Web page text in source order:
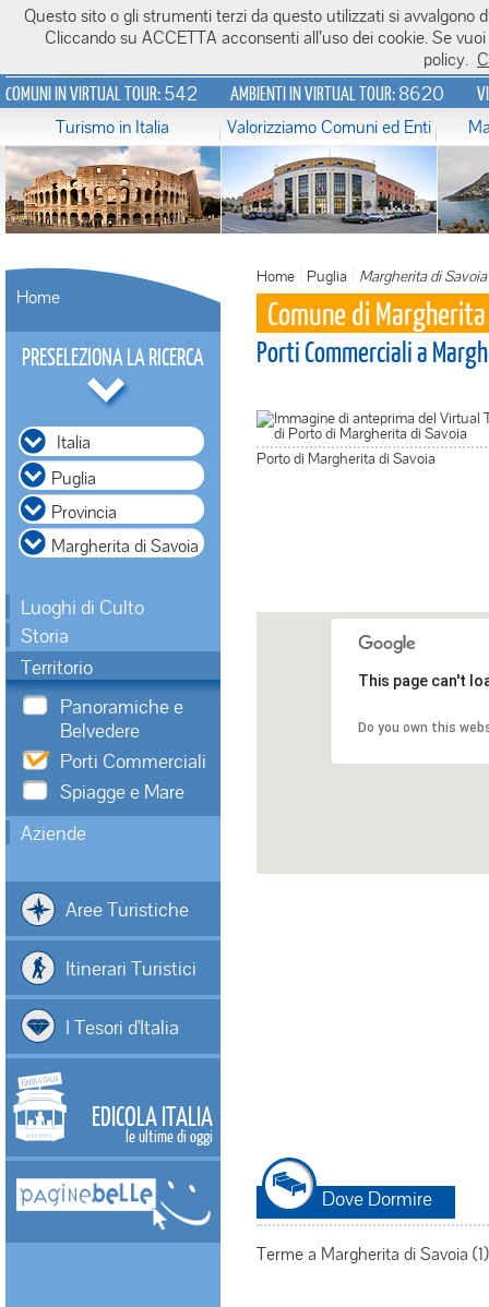
Italiavirtualtour.it
COMUNI IN VIRTUAL TOUR:542 AMBIENTI IN VIRTUAL TOUR:8620
Turismo in Italia Valorizziamo Comuni ed Enti
Home
PRESELEZIONA LA RICERCA
Italia
Luoghi di Culto
Storia
Territorio
Panoramiche e
Belvedere
Porti Commerciali
Spiagge e Mare
Aziende
Aree Turistiche
Itinerari Turistici
I Tesori d'Italia
EDICOLA ITALIA
le ultime di oggi
Home Puglia Margherita di Savoia
Comune di
Porti Commerciali a
Porto di Margherita di Savoia
This page can't
Do you own this
Dove Dormire
Terme a Margherita di Savoia (1)
Questo sito o gli strumenti terzi da questo utilizzati si
Cliccando su ACCETTA acconsenti all’uso dei cookie. Se
policy.